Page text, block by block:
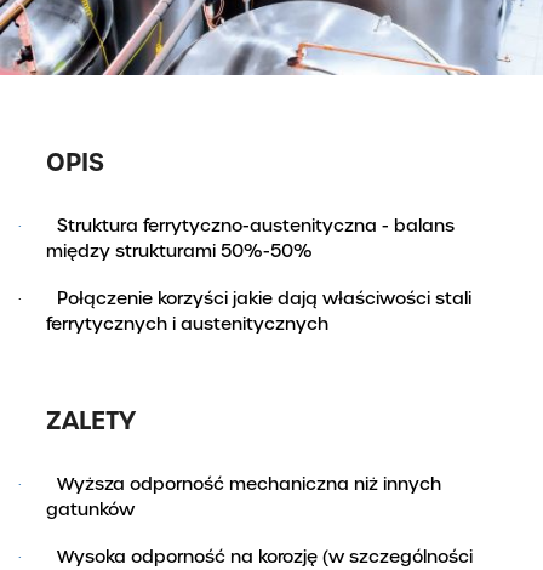
OPIS
·
Struktura ferrytyczno-austenityczna - balans
między strukturami 50%-50%
·
Połączenie korzyści jakie dają właściwości stali
ferrytycznych i austenitycznych
ZALETY
·
Wyższa odporność mechaniczna niż innych
gatunków
·
Wysoka odporność na korozję (w szczególności